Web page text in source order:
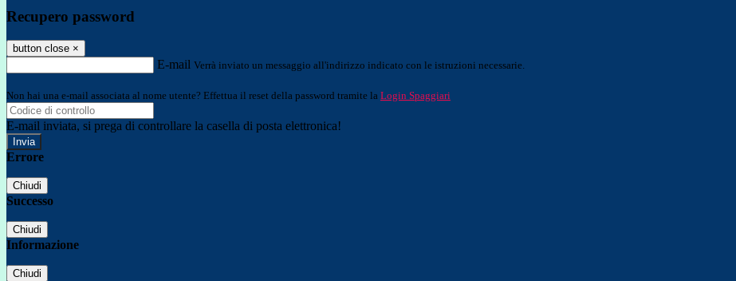
Recupero password
button close ×
E-mail Verrà inviato un messaggio all'indirizzo indicato con le istruzioni necessarie.
Non hai una e-mail associata al nome utente? Effettua il reset della password tramite la Login Spaggiari
E-mail inviata, si prega di controllare la casella di posta elettronica!
Errore
Chiudi
Successo
Chiudi
Informazione
Chiudi